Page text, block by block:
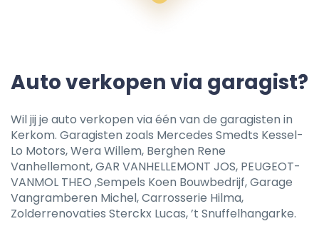
Auto verkopen via garagist?
Wil jij je auto verkopen via één van de garagisten in
Kerkom. Garagisten zoals Mercedes Smedts Kessel-
Lo Motors, Wera Willem, Berghen Rene
Vanhellemont, GAR VANHELLEMONT JOS, PEUGEOT-
VANMOL THEO ,Sempels Koen Bouwbedrijf, Garage
Vangramberen Michel, Carrosserie Hilma,
Zolderrenovaties Sterckx Lucas, ’t Snuffelhangarke.